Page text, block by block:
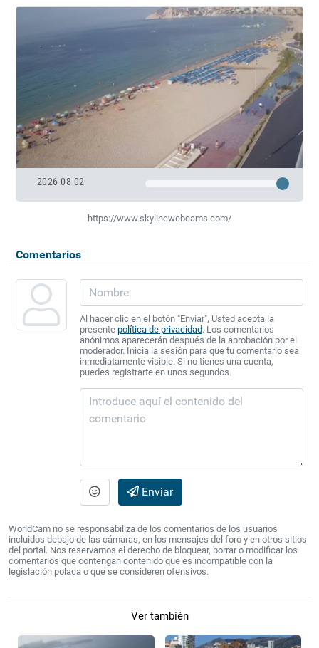
2026-08-02
https://www.skylinewebcams.com/
Comentarios
Al hacer clic en el botón "Enviar", Usted acepta la
presente política de privacidad. Los comentarios
anónimos aparecerán después de la aprobación por el
moderador. Inicia la sesión para que tu comentario sea
inmediatamente visible. Si no tienes una cuenta,
puedes registrarte en unos segundos.
Enviar
WorldCam no se responsabiliza de los comentarios de los usuarios
incluidos debajo de las cámaras, en los mensajes del foro y en otros sitios
del portal. Nos reservamos el derecho de bloquear, borrar o modificar los
comentarios que contengan contenido que es incompatible con la
legislación polaca o que se consideren ofensivos.
Ver también